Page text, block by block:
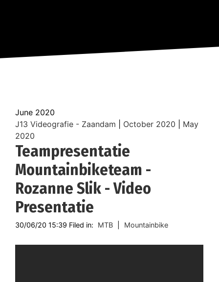
June 2020
J13 Videografie - Zaandam
October 2020
May
2020
Teampresentatie
Mountainbiketeam -
Rozanne Slik - Video
Presentatie
30/06/20 15:39 Filed in: MTB Mountainbike